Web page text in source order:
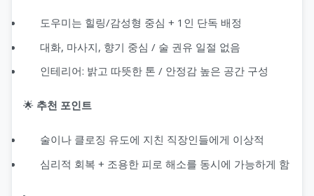
도우미는 힐링/감성형 중심 + 1인 단독 배정
대화, 마사지, 향기 중심 / 술 권유 일절 없음
인테리어: 밝고 따뜻한 톤 / 안정감 높은 공간 구성
🌟 추천 포인트
술이나 클로징 유도에 지친 직장인들에게 이상적
심리적 회복 + 조용한 피로 해소를 동시에 가능하게 함